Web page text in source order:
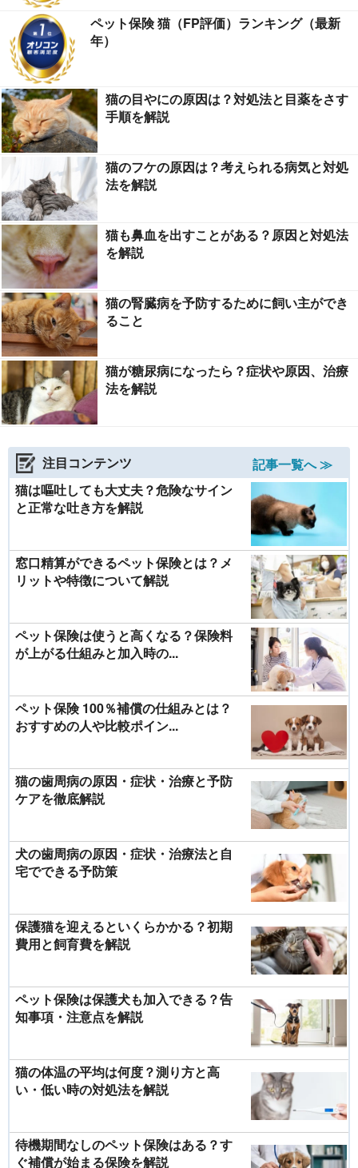
ペット保険 猫（FP評価）ランキング（最新
年）
猫の目やにの原因は？対処法と目薬をさす
手順を解説
猫のフケの原因は？考えられる病気と対処
法を解説
猫も鼻血を出すことがある？原因と対処法
を解説
猫の腎臓病を予防するために飼い主ができ
ること
猫が糖尿病になったら？症状や原因、治療
法を解説
注目コンテンツ
記事一覧へ ≫
猫は嘔吐しても大丈夫？危険なサイン
と正常な吐き方を解説
窓口精算ができるペット保険とは？メ
リットや特徴について解説
ペット保険は使うと高くなる？保険料
が上がる仕組みと加入時の...
ペット保険 100％補償の仕組みとは？
おすすめの人や比較ポイン...
猫の歯周病の原因・症状・治療と予防
ケアを徹底解説
犬の歯周病の原因・症状・治療法と自
宅でできる予防策
保護猫を迎えるといくらかかる？初期
費用と飼育費を解説
ペット保険は保護犬も加入できる？告
知事項・注意点を解説
猫の体温の平均は何度？測り方と高
い・低い時の対処法を解説
待機期間なしのペット保険はある？す
ぐ補償が始まる保険を解説